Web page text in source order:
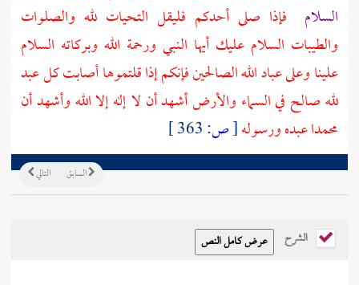
السلام
فإذا صلى أحدكم فليقل التحيات لله والصلوات
والطيبات السلام عليك أيها النبي ورحمة الله وبركاته السلام
علينا وعلى عباد الله الصالحين فإنكم إذا قلتموها أصابت كل عبد
لله صالح في السماء والأرض أشهد أن لا إله إلا الله وأشهد أن
محمدا عبده ورسوله[ص:
التالي السابق
الشرح